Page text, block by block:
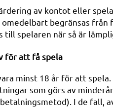
av kontot eller
begränsas
till spelaren när så är
för att få spela
minst 18 år för att
som görs av
I de fall,